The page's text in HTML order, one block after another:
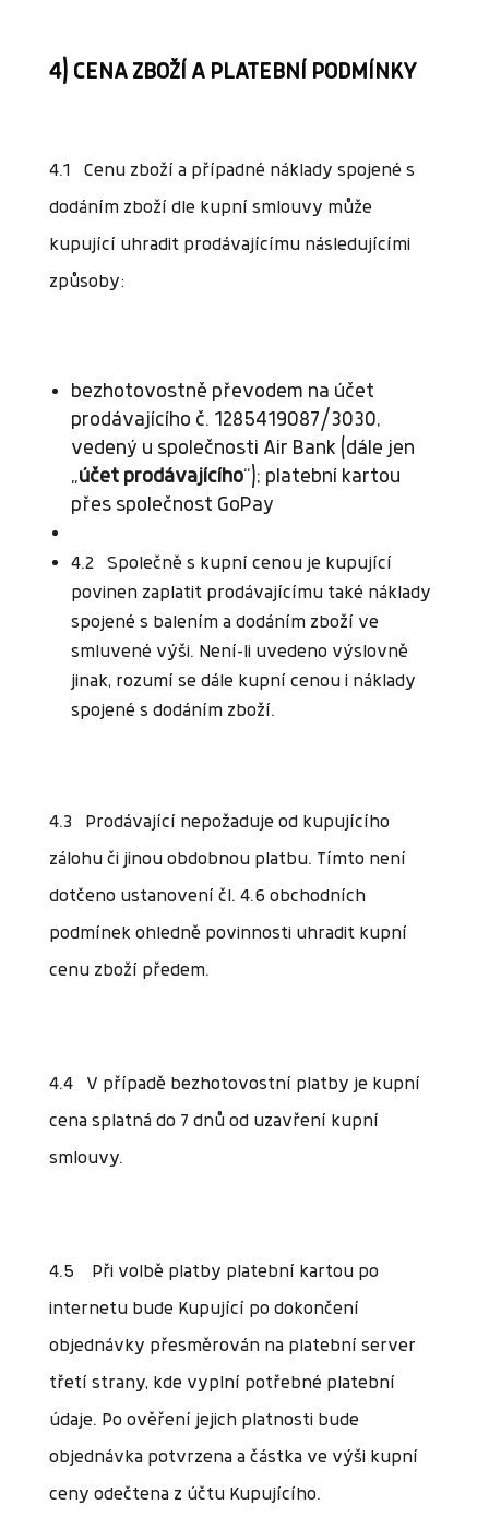
4) CENA ZBOŽÍ A PLATEBNÍ PODMÍNKY
4.1 Cenu zboží a případné náklady spojené s
dodáním zboží dle kupní smlouvy může
kupující uhradit prodávajícímu následujícími
způsoby:
bezhotovostně převodem na účet
prodávajícího č. 1285419087/3030,
vedený u společnosti Air Bank (dále jen
„účet prodávajícího“); platební kartou
přes společnost GoPay
4.2 Společně s kupní cenou je kupující
povinen zaplatit prodávajícímu také náklady
spojené s balením a dodáním zboží ve
smluvené výši. Není-li uvedeno výslovně
jinak, rozumí se dále kupní cenou i náklady
spojené s dodáním zboží.
4.3 Prodávající nepožaduje od kupujícího
zálohu či jinou obdobnou platbu. Tímto není
dotčeno ustanovení čl. 4.6 obchodních
podmínek ohledně povinnosti uhradit kupní
cenu zboží předem.
4.4 V případě bezhotovostní platby je kupní
cena splatná do 7 dnů od uzavření kupní
smlouvy.
4.5 Při volbě platby platební kartou po
internetu bude Kupující po dokončení
objednávky přesměrován na platební server
třetí strany, kde vyplní potřebné platební
údaje. Po ověření jejich platnosti bude
objednávka potvrzena a částka ve výši kupní
ceny odečtena z účtu Kupujícího.